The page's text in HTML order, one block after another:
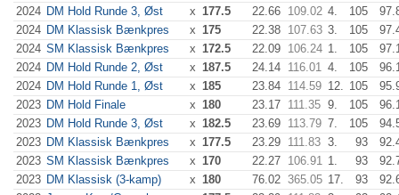
2024 DM Hold Runde 3, Øst x 177.5 22.66 109.02 4. 105
2024 DM Klassisk Bænkpres x 175 22.38 107.63 3. 105
2024 SM Klassisk Bænkpres x 172.5 22.09 106.24 1. 105
2024 DM Hold Runde 2, Øst x 187.5 24.14 116.01 4. 105
2024 DM Hold Runde 1, Øst x 185 23.84 114.59 12. 105
2023 DM Hold Finale x 180 23.17 111.35 9. 105
2023 DM Hold Runde 3, Øst x 182.5 23.69 113.79 7. 105
2023 DM Klassisk Bænkpres x 177.5 23.29 111.83 3. 93
2023 SM Klassisk Bænkpres x 170 22.27 106.91 1. 93
2023 DM Klassisk (3-kamp) x 180 76.02 365.05 17. 93